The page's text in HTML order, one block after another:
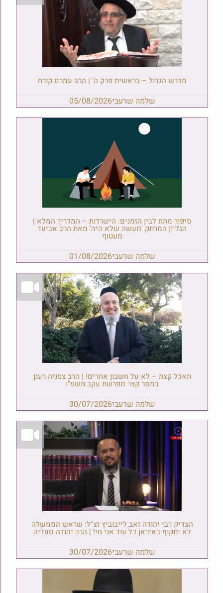
מדרש הגדול – בראשית פרק ה' | הרב עמרם קורח
שלמה שרעבי05/08/2026
סיפור מתח לבין הזמנים: הישרדות – המדריך המלא |
הגליון המרתק 'מעשה שלא היה' מאת הרב אביעד
מעטוף
שלמה שרעבי01/08/2026
תאכל קצת – לא על חשבון אחרים! | הרב צפניה רענן
במסר קצר מפרשת עקב תשפ"ו
שלמה שרעבי30/07/2026
הצדיק רבי יהודה זאב לייבוביץ זצ"ל: שראש הממשלה
לא יתקוף באיראן כל עוד אני חי! | הרב יהודה סעדיה
שלמה שרעבי30/07/2026